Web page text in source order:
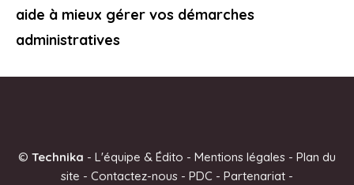
aide à mieux gérer vos démarches
administratives
© Technika - L'équipe & Édito - Mentions légales - Plan du
site - Contactez-nous - PDC - Partenariat -